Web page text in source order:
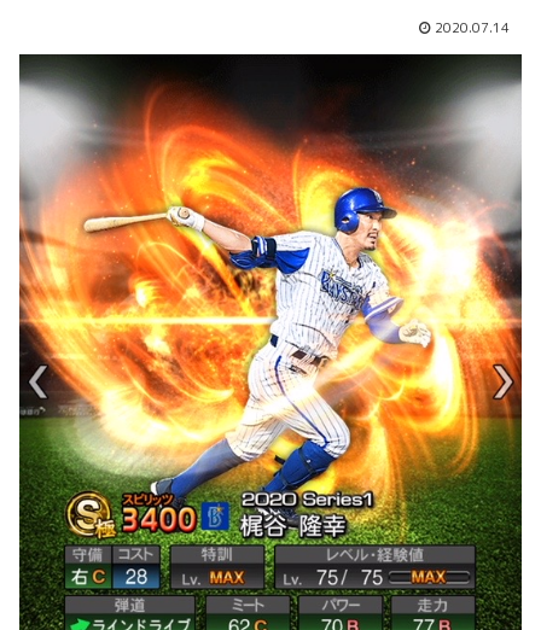
2020.07.14